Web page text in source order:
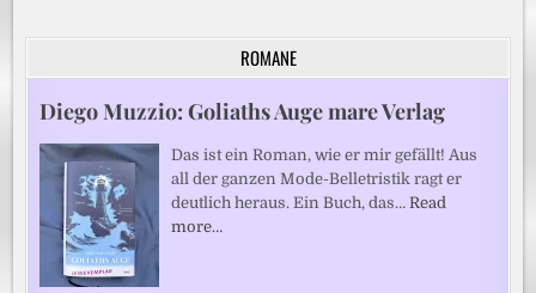
ROMANE
Diego Muzzio: Goliaths Auge mare Verlag
Das ist ein Roman, wie er mir gefällt! Aus
all der ganzen Mode-Belletristik ragt er
deutlich heraus. Ein Buch, das…Read
more…